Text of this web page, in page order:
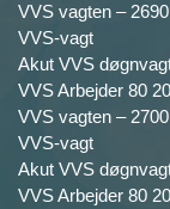
VVS vagten –
VVS-vagt
Akut VVS
VVS Arbejder 80
VVS vagten –
VVS-vagt
Akut VVS
VVS Arbejder 80